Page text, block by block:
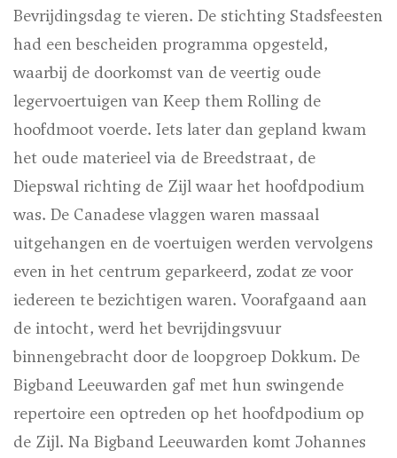
Bevrijdingsdag te vieren. De stichting Stadsfeesten
had een bescheiden programma opgesteld,
waarbij de doorkomst van de veertig oude
legervoertuigen van Keep them Rolling de
hoofdmoot voerde. Iets later dan gepland kwam
het oude materieel via de Breedstraat, de
Diepswal richting de Zijl waar het hoofdpodium
was. De Canadese vlaggen waren massaal
uitgehangen en de voertuigen werden vervolgens
even in het centrum geparkeerd, zodat ze voor
iedereen te bezichtigen waren. Voorafgaand aan
de intocht, werd het bevrijdingsvuur
binnengebracht door de loopgroep Dokkum. De
Bigband Leeuwarden gaf met hun swingende
repertoire een optreden op het hoofdpodium op
de Zijl. Na Bigband Leeuwarden komt Johannes